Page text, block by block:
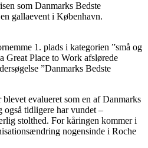
som Danmarks Bedste
gallaevent i København.
1. plads i kategorien ”små og
Great Place to Work afslørede
”Danmarks Bedste
evalueret som en af Danmarks
også tidligere har vundet –
stolthed. For kåringen kommer i
nogensinde i Roche